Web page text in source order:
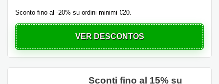
Sconto fino al -20% su ordini minimi €20.
VER DESCONTOS
Sconti fino al 15% su